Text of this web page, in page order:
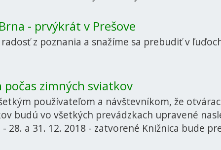
- prvýkrát v Prešove
z poznania a snažíme sa prebudiť v
zimných sviatkov
používateľom a návštevníkom, že
budú vo všetkých prevádzkach upravené
28. a 31. 12. 2018 - zatvorené Knižnica bude